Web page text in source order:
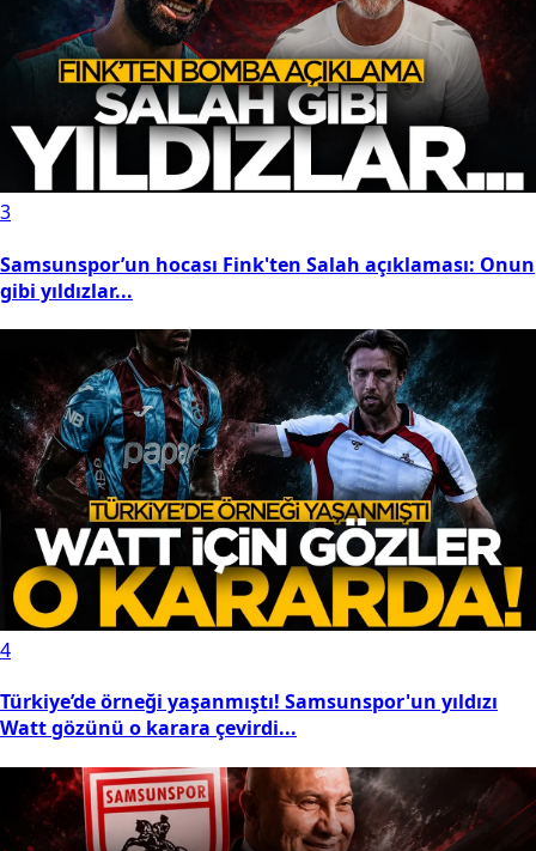
3
Samsunspor’un hocası Fink'ten Salah açıklaması: Onun
gibi yıldızlar...
4
Türkiye’de örneği yaşanmıştı! Samsunspor'un yıldızı
Watt gözünü o karara çevirdi...